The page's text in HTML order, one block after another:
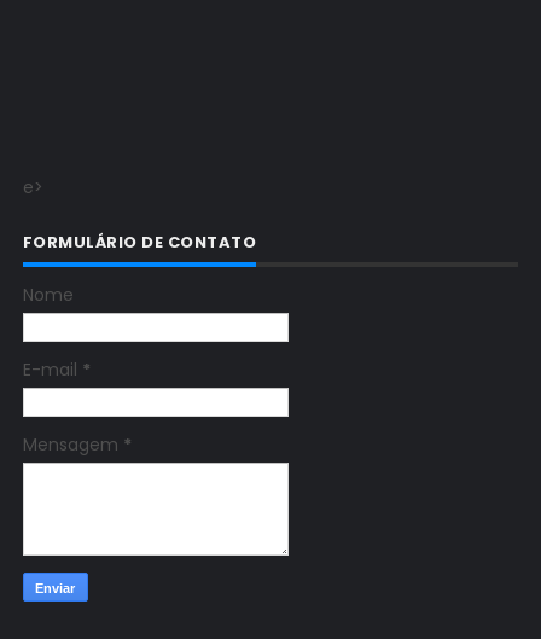
e>
FORMULÁRIO DE CONTATO
Nome
E-mail *
Mensagem *